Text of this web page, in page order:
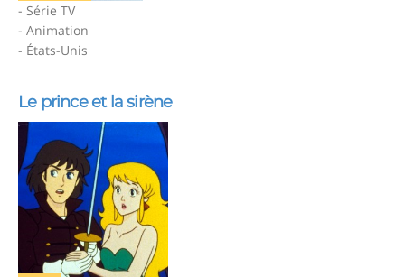
- Série TV
- Animation
- États-Unis
Le prince et la sirène